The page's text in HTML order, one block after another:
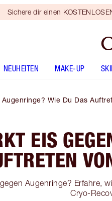
Sichere dir einen
NEUHEITEN MAKE-UP
Wie Du Das
EIS
Augenringe? Erfahre,
Cryo-